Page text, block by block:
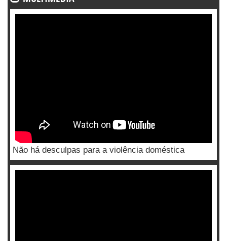
Não há desculpas para a violência doméstica